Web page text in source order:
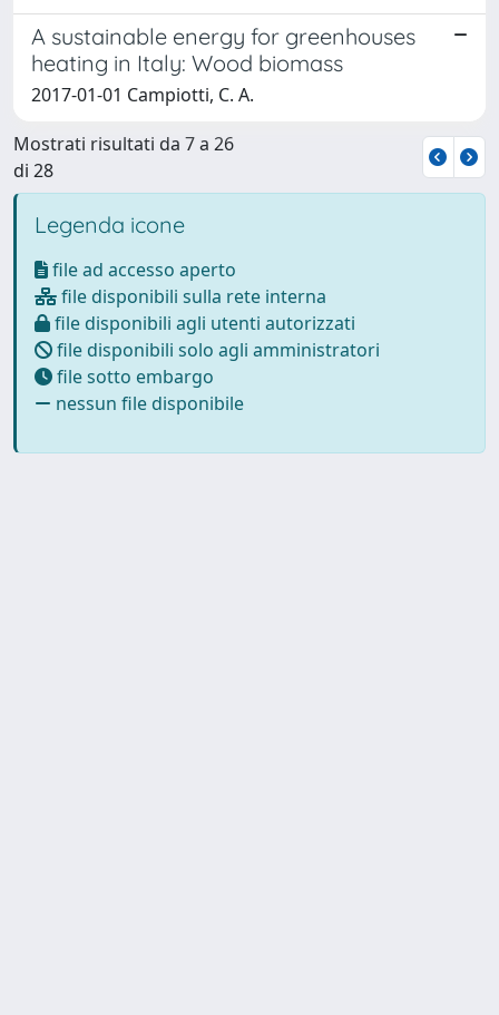
A sustainable energy for greenhouses
heating in Italy: Wood biomass
2017-01-01 Campiotti, C. A.
Mostrati risultati da 7 a 26
di 28
Legenda icone
file ad accesso aperto
file disponibili sulla rete interna
file disponibili agli utenti autorizzati
file disponibili solo agli amministratori
file sotto embargo
nessun file disponibile